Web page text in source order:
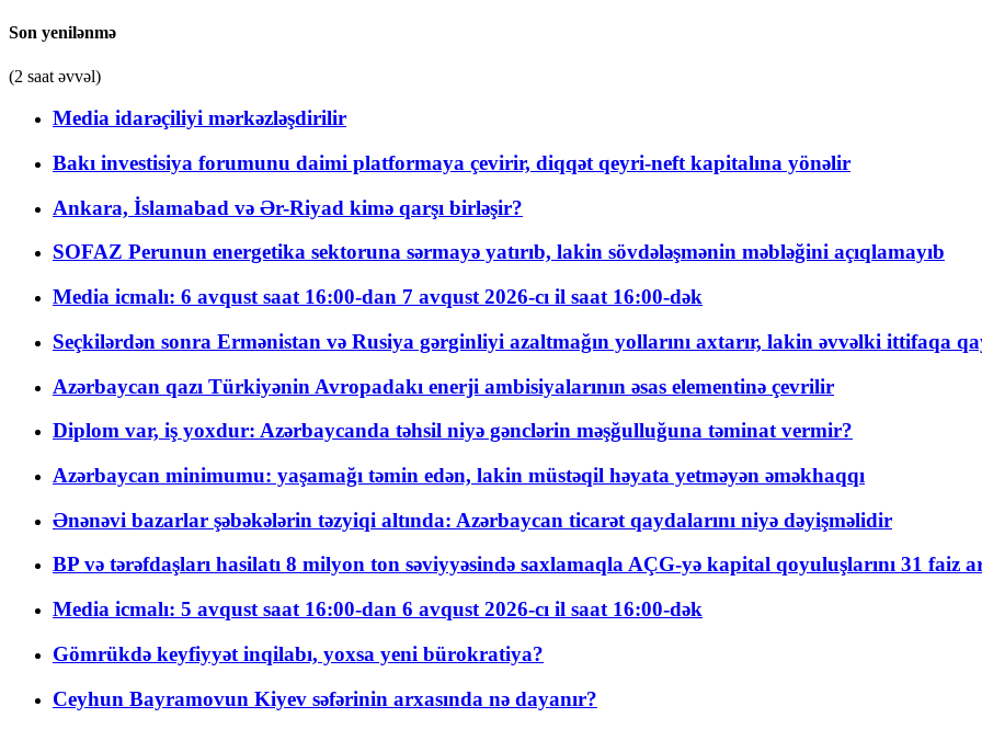
Son yenilənmə
(2 saat əvvəl)
Media idarəçiliyi mərkəzləşdirilir
Bakı investisiya forumunu daimi platformaya çevirir, diqqət qeyri-neft kapitalına yönəlir
Ankara, İslamabad və Ər-Riyad kimə qarşı birləşir?
SOFAZ Perunun energetika sektoruna sərmayə yatırıb, lakin sövdələşmənin məbləğini açıqlamayıb
Media icmalı: 6 avqust saat 16:00-dan 7 avqust 2026-cı il saat 16:00-dək
Seçkilərdən sonra Ermənistan və Rusiya gərginliyi azaltmağın yollarını axtarır, lakin əvvəlki ittifaqa
Azərbaycan qazı Türkiyənin Avropadakı enerji ambisiyalarının əsas elementinə çevrilir
Diplom var, iş yoxdur: Azərbaycanda təhsil niyə gənclərin məşğulluğuna təminat vermir?
Azərbaycan minimumu: yaşamağı təmin edən, lakin müstəqil həyata yetməyən əməkhaqqı
Ənənəvi bazarlar şəbəkələrin təzyiqi altında: Azərbaycan ticarət qaydalarını niyə dəyişməlidir
BP və tərəfdaşları hasilatı 8 milyon ton səviyyəsində saxlamaqla AÇG-yə kapital qoyuluşlarını 31 faiz
Media icmalı: 5 avqust saat 16:00-dan 6 avqust 2026-cı il saat 16:00-dək
Gömrükdə keyfiyyət inqilabı, yoxsa yeni bürokratiya?
Ceyhun Bayramovun Kiyev səfərinin arxasında nə dayanır?